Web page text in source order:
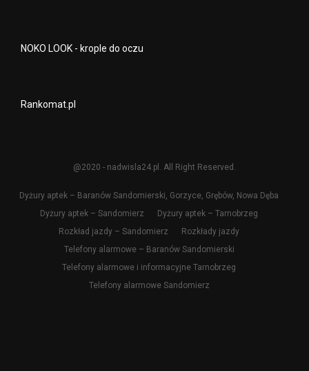
NOKO LOOK - krople do oczu
Rankomat.pl
@2020 - nadwisla24.pl. All Right Reserved.
Dyżury aptek – Baranów Sandomierski, Gorzyce, Grębów, Nowa Dęba
Dyżury aptek – Sandomierz
Dyżury aptek – Tarnobrzeg
Rozkład jazdy – Sandomierz
Rozkłady jazdy
Telefony alarmowe – Baranów Sandomierski
Telefony alarmowe i informacyjne Tarnobrzeg
Telefony alarmowe Sandomierz